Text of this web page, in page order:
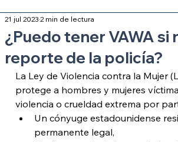
¿Puedo tener VAWA si
reporte de la policía?
21 jul 20232 min de lectura
La Ley de Violencia contra la Mujer
protege a hombres y mujeres
violencia o crueldad extrema por
Un cónyuge estadounidense
permanente legal,